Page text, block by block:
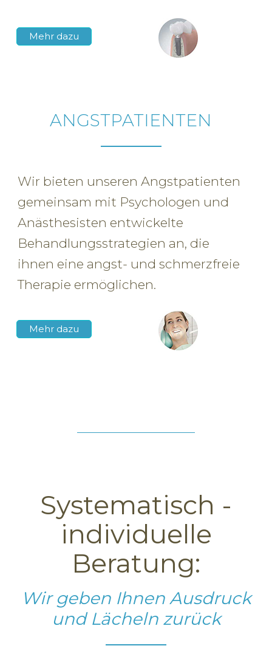
Mehr dazu
ANGSTPATIENTEN
Wir bieten unseren Angstpatienten
gemeinsam mit Psychologen und
Anästhesisten entwickelte
Behandlungsstrategien an, die
ihnen eine angst- und schmerzfreie
Therapie ermöglichen.
Mehr dazu
Systematisch -
individuelle
Beratung:
Wir geben Ihnen Ausdruck
und Lächeln zurück